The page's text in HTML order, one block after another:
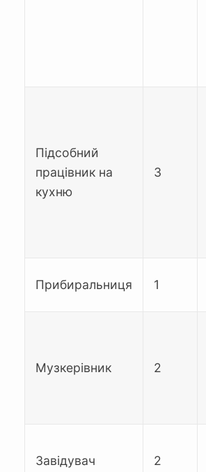
Підсобний
працівник на
кухню
3
Прибиральниця 1
Музкерівник 2
Завідувач 2